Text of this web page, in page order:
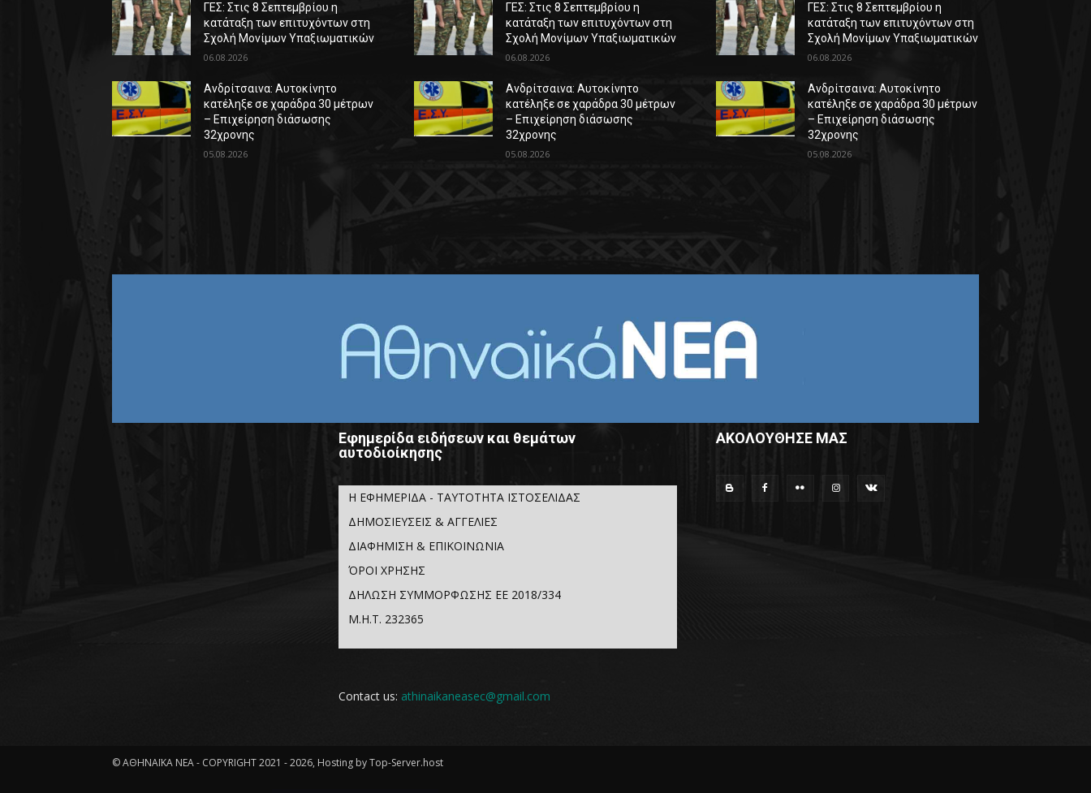
ΓΕΣ: Στις 8 Σεπτεμβρίου η
κατάταξη των επιτυχόντων στη
Σχολή Μονίμων Υπαξιωματικών
06.08.2026
Ανδρίτσαινα: Αυτοκίνητο
κατέληξε σε χαράδρα 30 μέτρων
– Επιχείρηση διάσωσης
32χρονης
05.08.2026
ΓΕΣ: Στις 8 Σεπτεμβρίου η
κατάταξη των επιτυχόντων στη
Σχολή Μονίμων Υπαξιωματικών
06.08.2026
Ανδρίτσαινα: Αυτοκίνητο
κατέληξε σε χαράδρα 30 μέτρων
– Επιχείρηση διάσωσης
32χρονης
05.08.2026
ΓΕΣ: Στις 8 Σεπτεμβρίου η
κατάταξη των επιτυχόντων στη
Σχολή Μονίμων Υπαξιωματικών
06.08.2026
Ανδρίτσαινα: Αυτοκίνητο
κατέληξε σε χαράδρα 30 μέτρων
– Επιχείρηση διάσωσης
32χρονης
05.08.2026
Εφημερίδα ειδήσεων και θεμάτων
αυτοδιοίκησης
Η ΕΦΗΜΕΡΙΔΑ - ΤΑΥΤΟΤΗΤΑ ΙΣΤΟΣΕΛΙΔΑΣ
ΔΗΜΟΣΙΕΥΣΕΙΣ & ΑΓΓΕΛΙΕΣ
ΔΙΑΦΗΜΙΣΗ & ΕΠΙΚΟΙΝΩΝΙΑ
ΌΡΟΙ ΧΡΗΣΗΣ
ΔΗΛΩΣΗ ΣΥΜΜΟΡΦΩΣΗΣ ΕΕ 2018/334
Μ.Η.Τ. 232365
Contact us: athinaikaneasec@gmail.com
ΑΚΟΛΟΥΘΗΣΕ ΜΑΣ
© ΑΘΗΝΑΪΚΑ ΝΕΑ - COPYRIGHT 2021 - 2026, Hosting by Top-Server.host